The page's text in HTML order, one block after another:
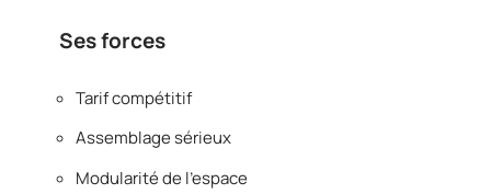
Ses forces
Tarif compétitif
Assemblage sérieux
Modularité de l’espace